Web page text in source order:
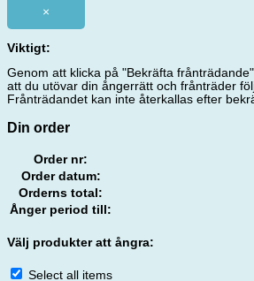
×
Viktigt:
Genom att klicka på "Bekräfta
att du utövar din ångerrätt och frånträder
Frånträdandet kan inte återkallas efter
Din order
Order nr:
Order datum:
Orderns total:
Ånger period till:
Välj produkter att ångra:
Select all items